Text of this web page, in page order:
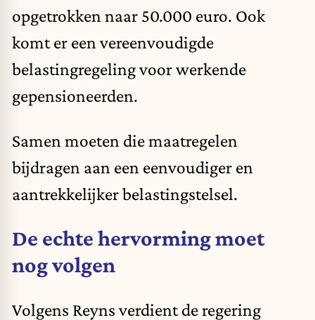
opgetrokken naar 50.000 euro. Ook
komt er een vereenvoudigde
belastingregeling voor werkende
gepensioneerden.
Samen moeten die maatregelen
bijdragen aan een eenvoudiger en
aantrekkelijker belastingstelsel.
De echte hervorming moet
nog volgen
Volgens Reyns verdient de regering